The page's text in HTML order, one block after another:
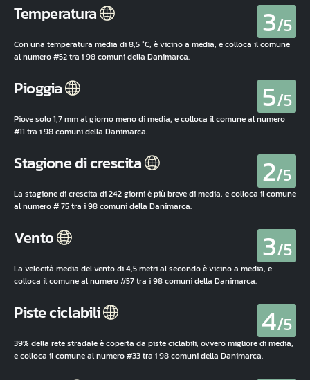
Temperatura 3/5
Con una temperatura media di 8,5 °C, è vicino a media, e colloca il comune
al numero #52 tra i 98 comuni della Danimarca.
Pioggia 5/5
Piove solo 1,7 mm al giorno meno di media, e colloca il comune al numero
#11 tra i 98 comuni della Danimarca.
Stagione di crescita 2/5
La stagione di crescita di 242 giorni è più breve di media, e colloca il comune
al numero # 75 tra i 98 comuni della Danimarca.
Vento 3/5
La velocità media del vento di 4,5 metri al secondo è vicino a media, e
colloca il comune al numero #57 tra i 98 comuni della Danimarca.
Piste ciclabili 4/5
39% della rete stradale è coperta da piste ciclabili, ovvero migliore di media,
e colloca il comune al numero #33 tra i 98 comuni della Danimarca.